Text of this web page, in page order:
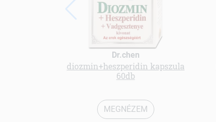
Dr.chen
diozmin+heszperidin kapszula
60db
MEGNÉZEM